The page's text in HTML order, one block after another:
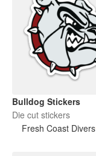
Bulldog Stickers
Die cut stickers
Fresh Coast Divers